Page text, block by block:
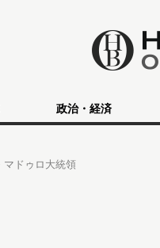
政治・経済
マドゥロ大統領